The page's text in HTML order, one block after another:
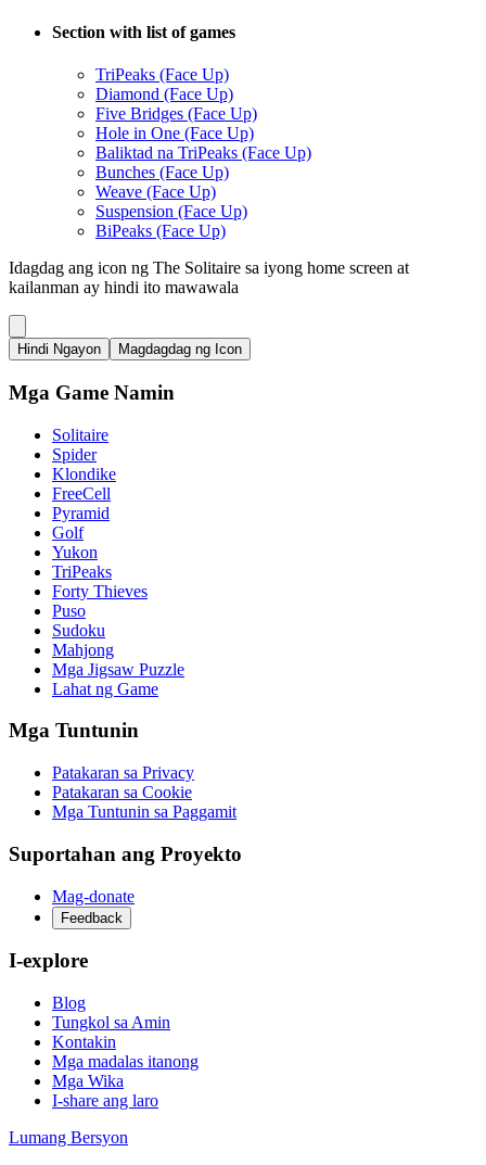
Section with list of games
TriPeaks (Face Up)
Diamond (Face Up)
Five Bridges (Face Up)
Hole in One (Face Up)
Baliktad na TriPeaks (Face Up)
Bunches (Face Up)
Weave (Face Up)
Suspension (Face Up)
BiPeaks (Face Up)
Idagdag ang icon ng The Solitaire sa iyong home screen at
kailanman ay hindi ito mawawala
Hindi Ngayon Magdagdag ng Icon
Mga Game Namin
Solitaire
Spider
Klondike
FreeCell
Pyramid
Golf
Yukon
TriPeaks
Forty Thieves
Puso
Sudoku
Mahjong
Mga Jigsaw Puzzle
Lahat ng Game
Mga Tuntunin
Patakaran sa Privacy
Patakaran sa Cookie
Mga Tuntunin sa Paggamit
Suportahan ang Proyekto
Mag-donate
Feedback
I-explore
Blog
Tungkol sa Amin
Kontakin
Mga madalas itanong
Mga Wika
I-share ang laro
Lumang Bersyon